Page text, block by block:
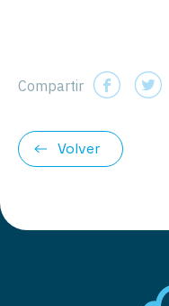
Compartir
Volver